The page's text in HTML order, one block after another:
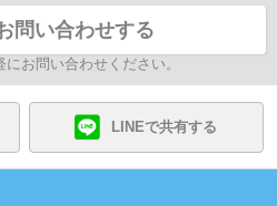
問い合わせする
お問い合わせください。
LINEで共有する